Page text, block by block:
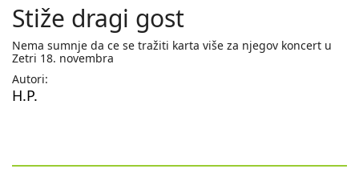
Stiže dragi gost
Nema sumnje da ce se tražiti karta više za njegov koncert u
Zetri 18. novembra
Autori:
H.P.